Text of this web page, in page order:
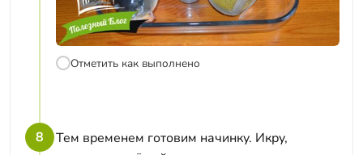
Отметить как выполнено
8
Тем временем готовим начинку. Икру,